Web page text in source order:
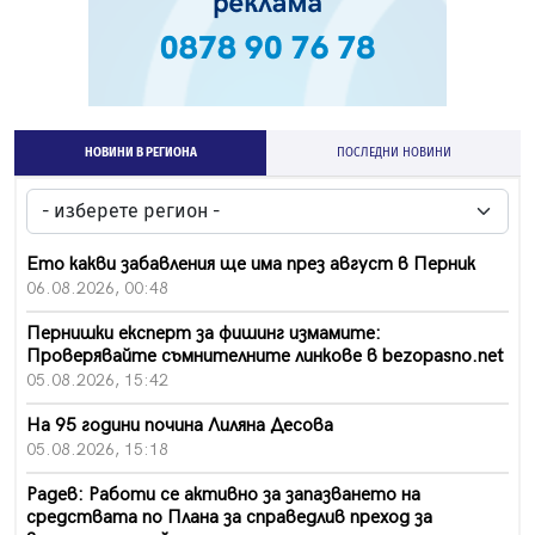
НОВИНИ В РЕГИОНА ПОСЛЕДНИ НОВИНИ
Ето какви забавления ще има през август в Перник
06.08.2026, 00:48
Пернишки експерт за фишинг измамите:
Проверявайте съмнителните линкове в bezopasno.net
05.08.2026, 15:42
На 95 години почина Лиляна Десова
05.08.2026, 15:18
Радев: Работи се активно за запазването на
средствата по Плана за справедлив преход за